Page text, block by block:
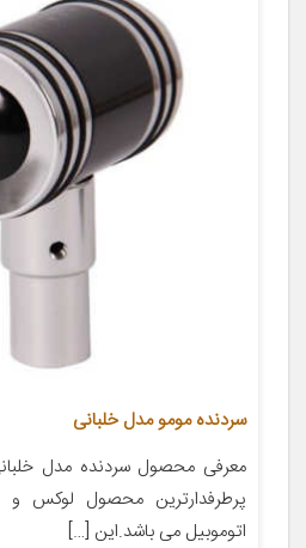
سردنده مومو مدل خلبانی
معرفی محصول سردنده مدل
پرطرفدارترین محصول لوکس و
اتوموبیل می باشد.این […]